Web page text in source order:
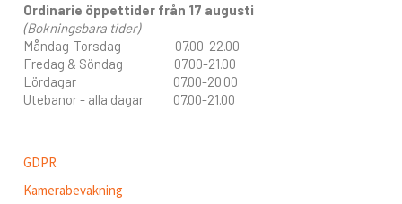
Ordinarie öppettider från 17 augusti
(Bokningsbara tider)
Måndag-Torsdag 07.00-22.00
Fredag & Söndag 07.00-21.00
Lördagar 07.00-20.00
Utebanor - alla dagar 07.00-21.00
GDPR
Kamerabevakning